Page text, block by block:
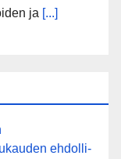
ja [...]
eh­dol­li­